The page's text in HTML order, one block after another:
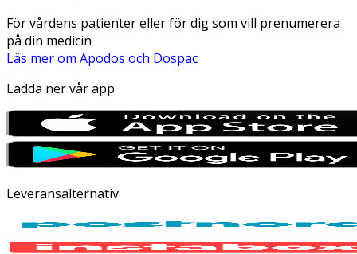
För vårdens patienter eller för dig som vill prenumerera
på din medicin
Läs mer om Apodos och Dospac
Ladda ner vår app
Leveransalternativ